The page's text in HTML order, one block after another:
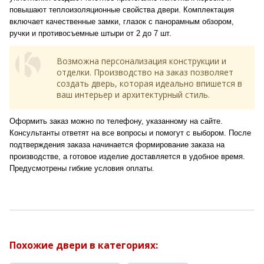
повышают теплоизоляционные свойства двери. Комплектация
включает качественные замки, глазок с панорамным обзором,
ручки и противосъемные штыри от 2 до 7 шт.
Возможна персонализация конструкции и
отделки. Производство на заказ позволяет
создать дверь, которая идеально впишется в
ваш интерьер и архитектурный стиль.
Оформить заказ можно по телефону, указанному на сайте.
Консультанты ответят на все вопросы и помогут с выбором. После
подтверждения заказа начинается формирование заказа на
производстве, а готовое изделие доставляется в удобное время.
Предусмотрены гибкие условия оплаты.
Похожие двери в категориях: